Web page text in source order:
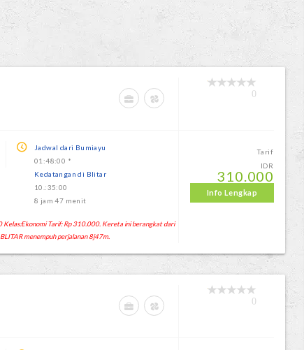
0
Jadwal dari Bumiayu
01:48:00 *
Kedatangan di Blitar
10.:35:00
8 jam 47 menit
Tarif
IDR
310.000
Info Lengkap
Tarif: Rp 310.000. Kereta ini berangkat dari
menempuh perjalanan 8j47m.
0